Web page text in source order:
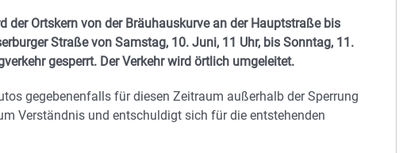
der Ortskern von der Bräuhauskurve an der Hauptstraße bis
Straße von Samstag, 10. Juni, 11 Uhr, bis Sonntag, 11.
gesperrt. Der Verkehr wird örtlich umgeleitet.
gegebenenfalls für diesen Zeitraum außerhalb der Sperrung
Verständnis und entschuldigt sich für die entstehenden